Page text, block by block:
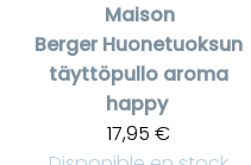
Maison
Berger Huonetuoksun
täyttöpullo aroma
happy
17,95 €